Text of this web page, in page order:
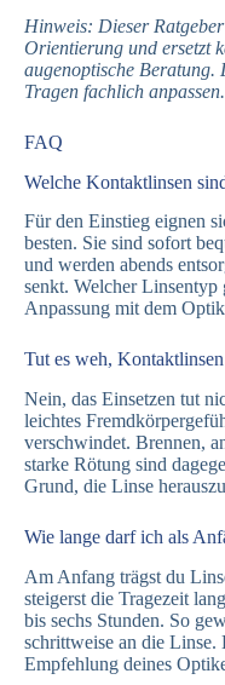
Hinweis: Dieser
Orientierung und ersetzt
augenoptische Beratung.
Tragen fachlich anpassen.
FAQ
Welche Kontaktlinsen
Für den Einstieg eignen
besten. Sie sind sofort
und werden abends
senkt. Welcher Linsentyp
Anpassung mit dem
Tut es weh,
Nein, das Einsetzen tut
leichtes
verschwindet. Brennen,
starke Rötung sind
Grund, die Linse
Wie lange darf ich als
Am Anfang trägst du
steigerst die Tragezeit
bis sechs Stunden. So
schrittweise an die
Empfehlung deines